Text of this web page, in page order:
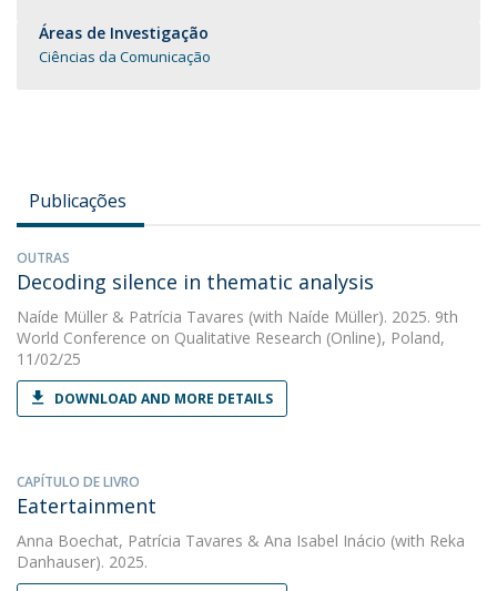
Áreas de Investigação
Ciências da Comunicação
Publicações
OUTRAS
Decoding silence in thematic analysis
Naíde Müller & Patrícia Tavares (with Naíde Müller). 2025. 9th
World Conference on Qualitative Research (Online), Poland,
11/02/25
DOWNLOAD AND MORE DETAILS
CAPÍTULO DE LIVRO
Eatertainment
Anna Boechat, Patrícia Tavares & Ana Isabel Inácio (with Reka
Danhauser). 2025.